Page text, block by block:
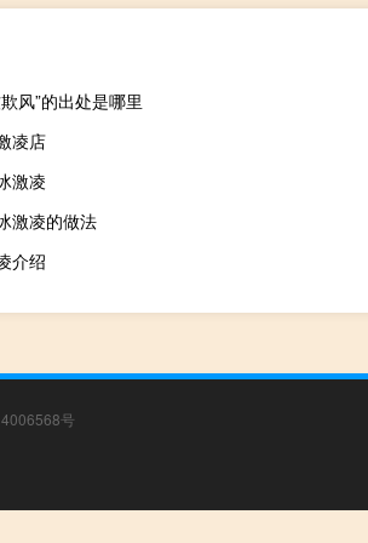
风”的出处是哪里
凌店
激凌
激凌的做法
介绍
号